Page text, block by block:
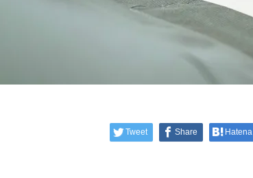
Tweet Share Hatena